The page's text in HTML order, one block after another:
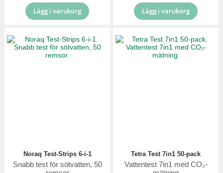
Lägg i varukorg Lägg i varukorg
Noraq Test-Strips 6-i-1
Snabb test för sötvatten, 50
Tetra Test 7in1 50-pack
Vattentest 7in1 med CO₂-